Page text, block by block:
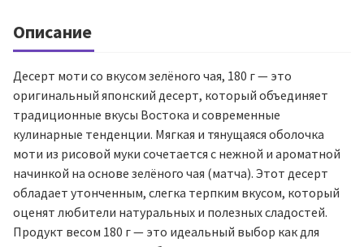
Описание
Десерт моти со вкусом зелёного чая, 180 г — это
оригинальный японский десерт, который объединяет
традиционные вкусы Востока и современные
кулинарные тенденции. Мягкая и тянущаяся оболочка
моти из рисовой муки сочетается с нежной и ароматной
начинкой на основе зелёного чая (матча). Этот десерт
обладает утонченным, слегка терпким вкусом, который
оценят любители натуральных и полезных сладостей.
Продукт весом 180 г — это идеальный выбор как для